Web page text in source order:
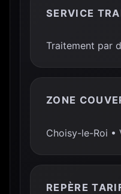
SERVICE
Traitement par
ZONE
Choisy-le-Roi •
REPÈRE